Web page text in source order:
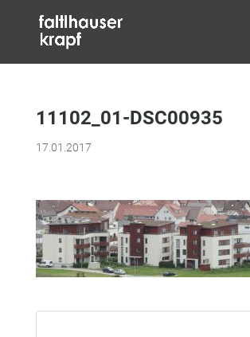
11102_01-DSC00935
17.01.2017